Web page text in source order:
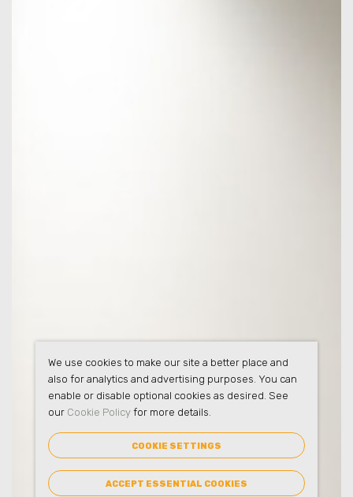
We use cookies to make our site a better place and
also for analytics and advertising purposes. You can
enable or disable optional cookies as desired. See
our Cookie Policyfor more details.
COOKIE SETTINGS
ACCEPT ESSENTIAL COOKIES